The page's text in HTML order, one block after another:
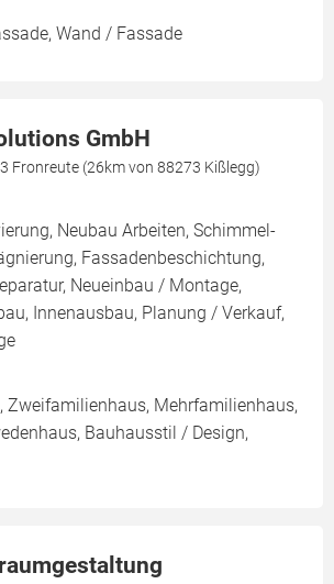
Wand / Fassade
GmbH
Fronreute (26km von 88273 Kißlegg)
Neubau Arbeiten, Schimmel-
Fassadenbeschichtung,
Neueinbau / Montage,
Innenausbau, Planung / Verkauf,
Zweifamilienhaus, Mehrfamilienhaus,
Bauhausstil / Design,